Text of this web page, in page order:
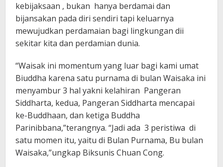
kebijaksaan , bukan hanya berdamai dan
bijansakan pada diri sendiri tapi keluarnya
mewujudkan perdamaian bagi lingkungan dii
sekitar kita dan perdamian dunia.
“Waisak ini momentum yang luar bagi kami umat
Biuddha karena satu purnama di bulan Waisaka ini
menyambur 3 hal yakni kelahiran Pangeran
Siddharta, kedua, Pangeran Siddharta mencapai
ke-Buddhaan, dan ketiga Buddha
Parinibbana,”terangnya. “Jadi ada 3 peristiwa di
satu momen itu, yaitu di Bulan Purnama, Bu bulan
Waisaka,”ungkap Biksunis Chuan Cong.